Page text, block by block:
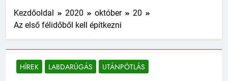
Kezdőoldal 2020 október
20
Az első félidőből kell építkezni
HÍREK LABDARÚGÁS UTÁNPÓTLÁS